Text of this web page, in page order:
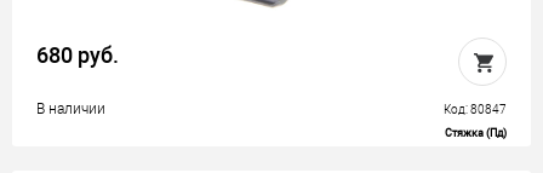
680 руб.
В наличии Код: 80847
Стяжка (Пд)